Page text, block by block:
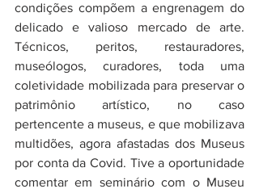
condições compõem a engrenagem do
delicado e valioso mercado de arte.
Técnicos, peritos, restauradores,
museólogos, curadores, toda uma
coletividade mobilizada para preservar o
patrimônio artístico, no caso
pertencente a museus, e que mobilizava
multidões, agora afastadas dos Museus
por conta da Covid. Tive a oportunidade
comentar em seminário com o Museu